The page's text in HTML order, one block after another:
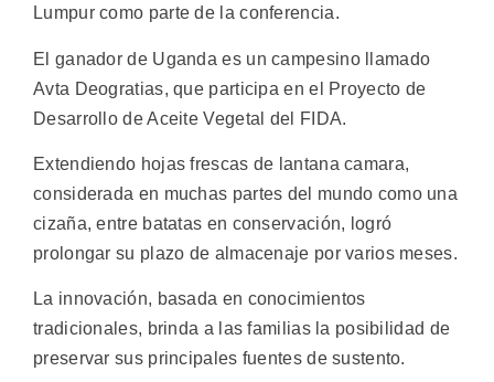
Lumpur como parte de la conferencia.
El ganador de Uganda es un campesino llamado
Avta Deogratias, que participa en el Proyecto de
Desarrollo de Aceite Vegetal del FIDA.
Extendiendo hojas frescas de lantana camara,
considerada en muchas partes del mundo como una
cizaña, entre batatas en conservación, logró
prolongar su plazo de almacenaje por varios meses.
La innovación, basada en conocimientos
tradicionales, brinda a las familias la posibilidad de
preservar sus principales fuentes de sustento.